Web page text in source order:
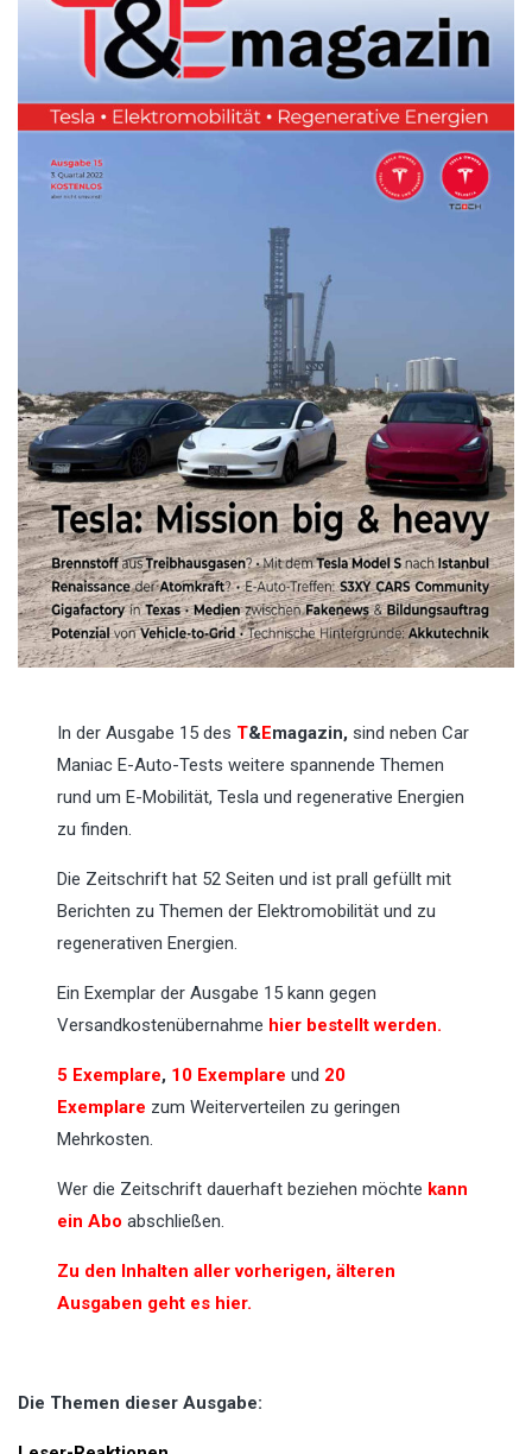
In der Ausgabe 15 des T&Emagazin, sind neben Car
Maniac E-Auto-Tests weitere spannende Themen
rund um E-Mobilität, Tesla und regenerative Energien
zu finden.
Die Zeitschrift hat 52 Seiten und ist prall gefüllt mit
Berichten zu Themen der Elektromobilität und zu
regenerativen Energien.
Ein Exemplar der Ausgabe 15 kann gegen
Versandkostenübernahme hier bestellt werden.
5 Exemplare, 10 Exemplare und 20
Exemplare zum Weiterverteilen zu geringen
Mehrkosten.
Wer die Zeitschrift dauerhaft beziehen möchte kann
ein Abo abschließen.
Zu den Inhalten aller vorherigen, älteren
Ausgaben geht es hier.
Die Themen dieser Ausgabe: